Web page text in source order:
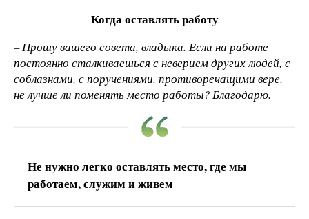
Когда оставлять работу
– Прошу вашего совета, владыка. Если на работе
постоянно сталкиваешься с неверием других людей, с
соблазнами, с поручениями, противоречащими вере,
не лучше ли поменять место работы? Благодарю.
Не нужно легко оставлять место, где мы
работаем, служим и живем